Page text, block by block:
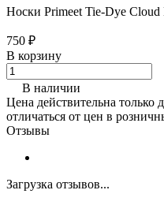
Носки Primeet Tie-Dye
750 ₽
В корзину
В наличии
Цена действительна только
отличаться от цен в
Отзывы
Загрузка отзывов...